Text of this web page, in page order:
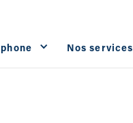
Nos services